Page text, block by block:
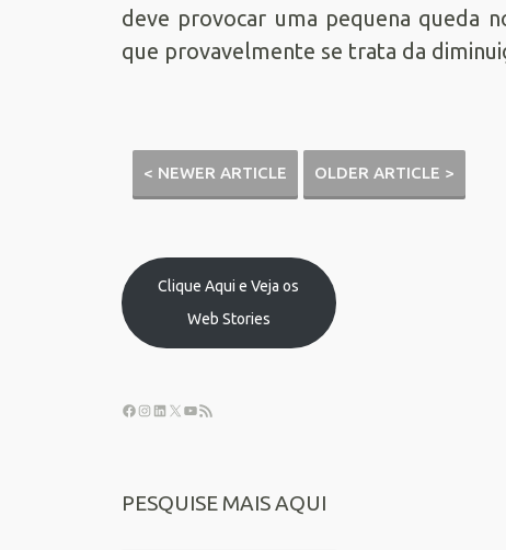
deve provocar uma pequena queda
que provavelmente se trata da
< NEWER ARTICLE OLDER ARTICLE >
Clique Aqui e Veja os
Web Stories
PESQUISE MAIS AQUI